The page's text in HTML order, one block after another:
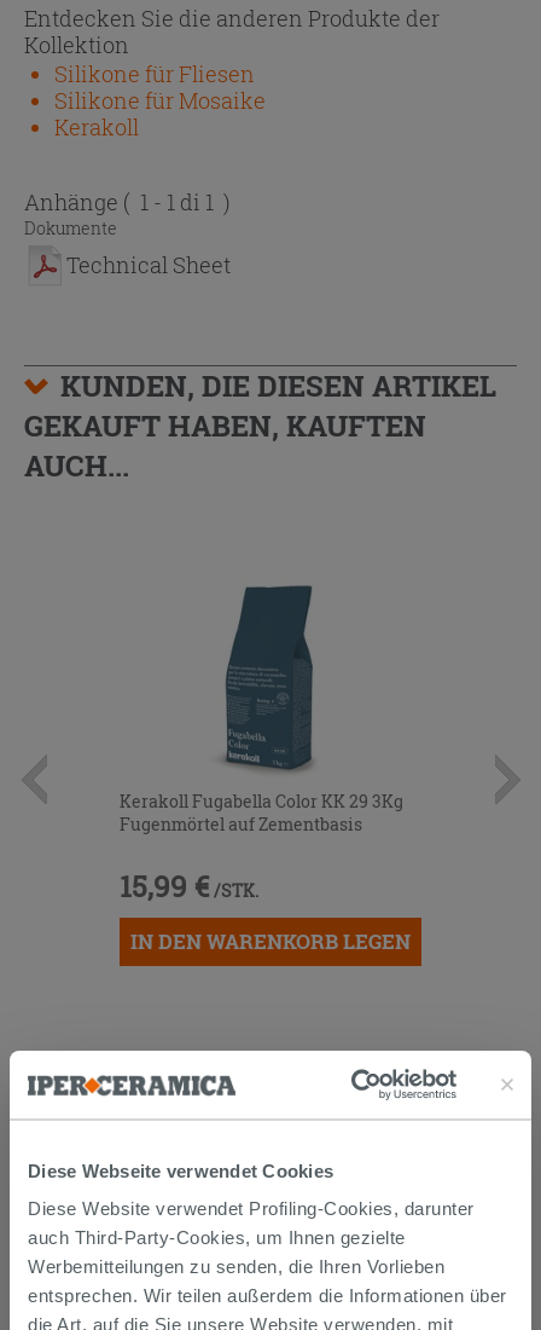
Diese Webseite verwendet Cookies
Diese Website verwendet Profiling-Cookies, darunter
auch Third-Party-Cookies, um Ihnen gezielte
Werbemitteilungen zu senden, die Ihren Vorlieben
entsprechen. Wir teilen außerdem die Informationen über
die Art, auf die Sie unsere Website verwenden, mit
Entdecken Sie die anderen Produkte der
Kollektion
Silikone für Fliesen
Silikone für Mosaike
Kerakoll
Anhänge ( 1 - 1 di 1 )
Dokumente
Technical Sheet
KUNDEN, DIE DIESEN ARTIKEL
GEKAUFT HABEN, KAUFTEN
AUCH...
Kerakoll Fugabella Color KK 29 3Kg
Fugenmörtel auf Zementbasis
15,99 € /STK.
IN DEN WARENKORB LEGEN
Versand
Die Waren werden normalerweise innerhalb von 15